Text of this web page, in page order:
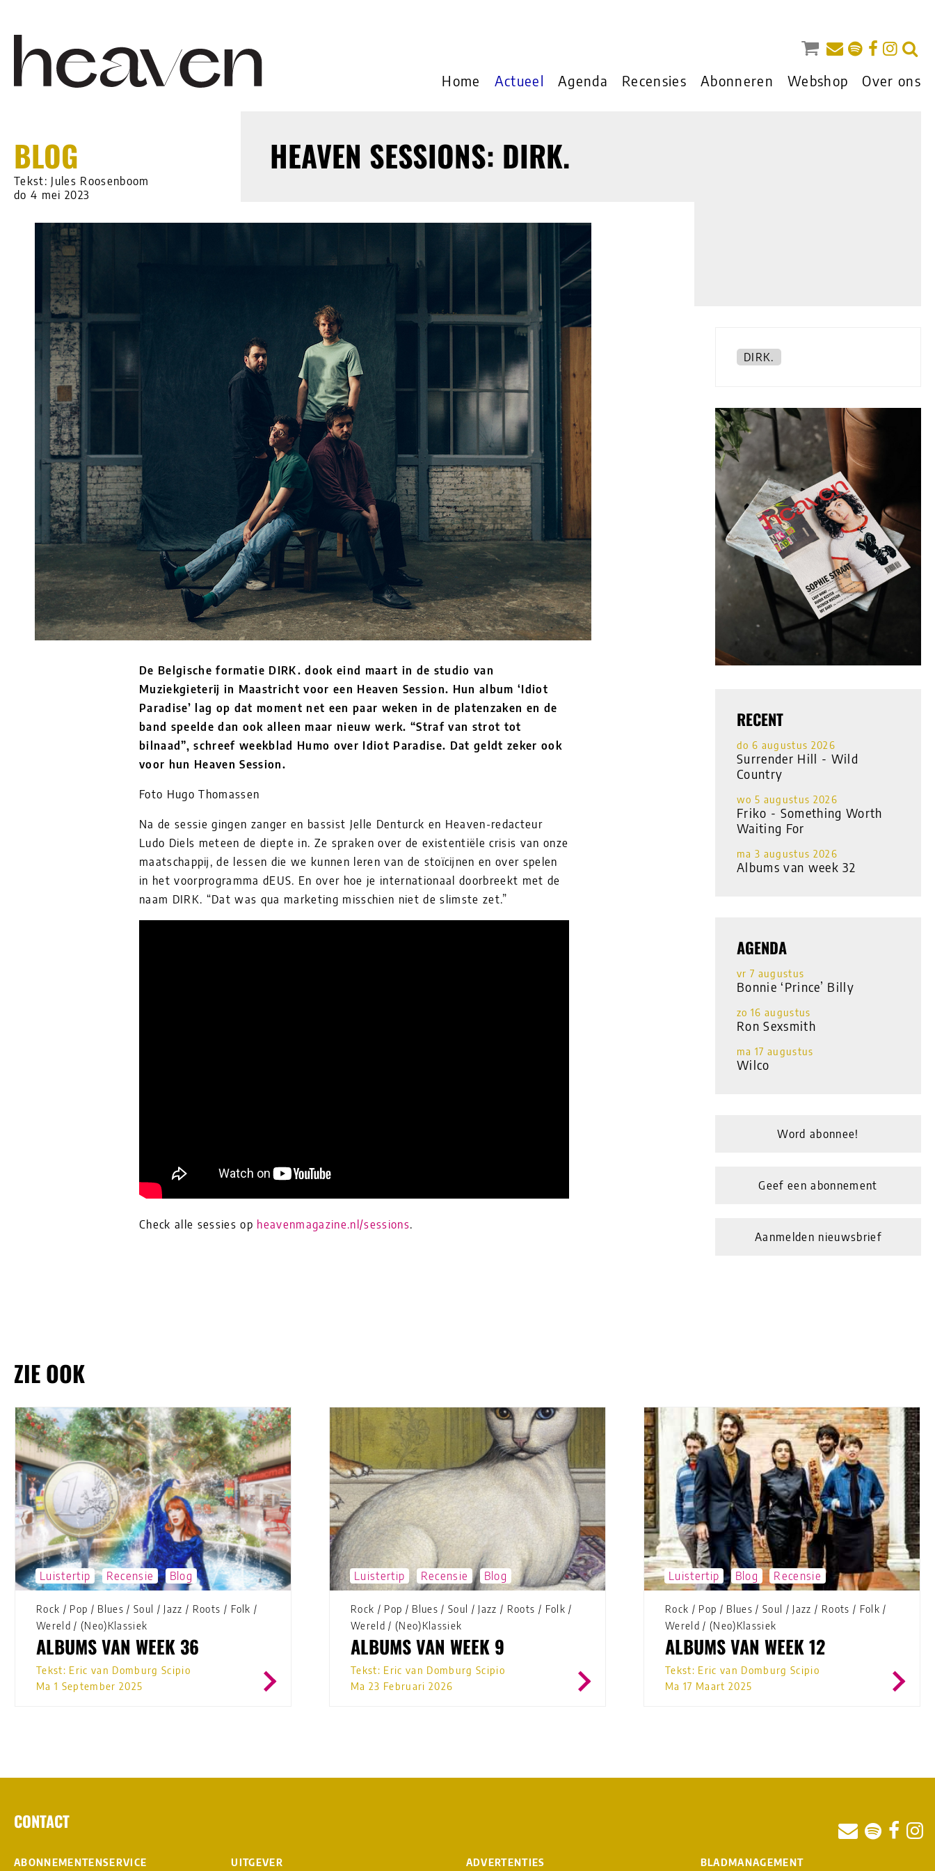
Home Actueel Agenda Recensies Abonneren Webshop Over ons
BLOG
Tekst: Jules Roosenboom
do 4 mei 2023
HEAVEN SESSIONS: DIRK.
De Belgische formatie DIRK. dook eind maart in de studio van
Muziekgieterij in Maastricht voor een Heaven Session. Hun album ‘Idiot
Paradise’ lag op dat moment net een paar weken in de platenzaken en de
band speelde dan ook alleen maar nieuw werk. “Straf van strot tot
bilnaad”, schreef weekblad Humo over Idiot Paradise. Dat geldt zeker ook
voor hun Heaven Session.
Foto Hugo Thomassen
Na de sessie gingen zanger en bassist Jelle Denturck en Heaven-redacteur
Ludo Diels meteen de diepte in. Ze spraken over de existentiële crisis van onze
maatschappij, de lessen die we kunnen leren van de stoïcijnen en over spelen
in het voorprogramma dEUS. En over hoe je internationaal doorbreekt met de
naam DIRK. “Dat was qua marketing misschien niet de slimste zet.”
Check alle sessies op heavenmagazine.nl/sessions.
DIRK.
RECENT
do 6 augustus 2026
Surrender Hill - Wild
Country
wo 5 augustus 2026
Friko - Something Worth
Waiting For
ma 3 augustus 2026
Albums van week 32
AGENDA
vr 7 augustus
Bonnie ‘Prince’ Billy
zo 16 augustus
Ron Sexsmith
ma 17 augustus
Wilco
Word abonnee!
Geef een abonnement
Aanmelden nieuwsbrief
ZIE OOK
Luistertip Recensie Blog
Rock / Pop / Blues / Soul / Jazz / Roots / Folk /
Wereld / (Neo)Klassiek
ALBUMS VAN WEEK 36
Tekst: Eric van Domburg Scipio
Ma 1 September 2025
Luistertip Recensie Blog
Rock / Pop / Blues / Soul / Jazz / Roots / Folk /
Wereld / (Neo)Klassiek
ALBUMS VAN WEEK 9
Tekst: Eric van Domburg Scipio
Ma 23 Februari 2026
Luistertip Blog Recensie
Rock / Pop / Blues / Soul / Jazz / Roots / Folk /
Wereld / (Neo)Klassiek
ALBUMS VAN WEEK 12
Tekst: Eric van Domburg Scipio
Ma 17 Maart 2025
CONTACT
ABONNEMENTENSERVICE UITGEVER ADVERTENTIES BLADMANAGEMENT